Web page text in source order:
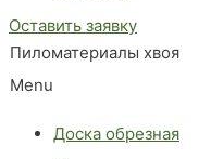
Оставить заявку
Пиломатериалы хвоя
Menu
Доска обрезная